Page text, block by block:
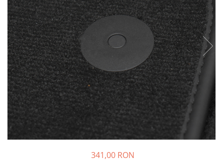
Buton Frana
Buton Clapeta Rezervor
Buton Portbagaj
Alte Butoane/Comutatoare
Butoane Semnalizare
Schimbatoare Viteze
Accesorii Auto
Accesorii Auto Exterior
Husa Auto / Prelata Auto
Paravanturi Auto / Deflectoare Aer
341,00 RON